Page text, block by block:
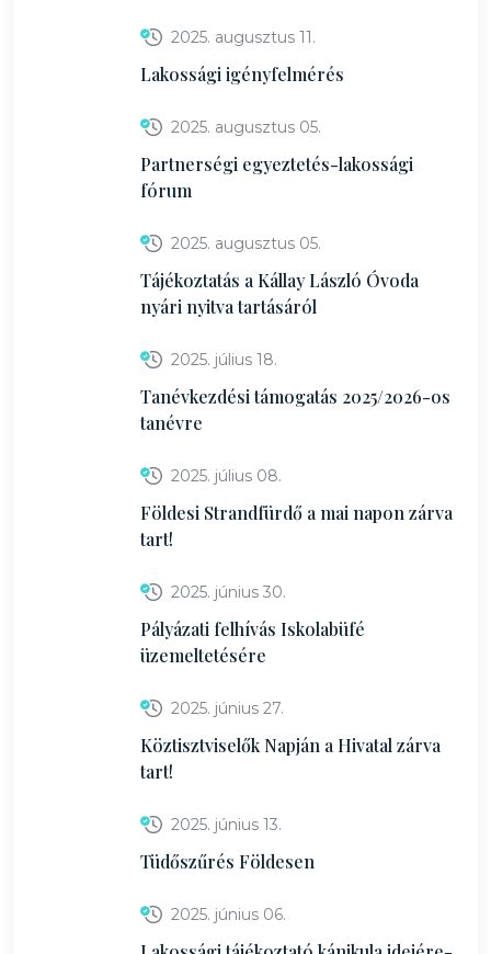
2025. augusztus 11.
Lakossági igényfelmérés
2025. augusztus 05.
Partnerségi egyeztetés-lakossági
fórum
2025. augusztus 05.
Tájékoztatás a Kállay László Óvoda
nyári nyitva tartásáról
2025. július 18.
Tanévkezdési támogatás 2025/2026-os
tanévre
2025. július 08.
Földesi Strandfürdő a mai napon zárva
tart!
2025. június 30.
Pályázati felhívás Iskolabüfé
üzemeltetésére
2025. június 27.
Köztisztviselők Napján a Hivatal zárva
tart!
2025. június 13.
Tüdőszűrés Földesen
2025. június 06.